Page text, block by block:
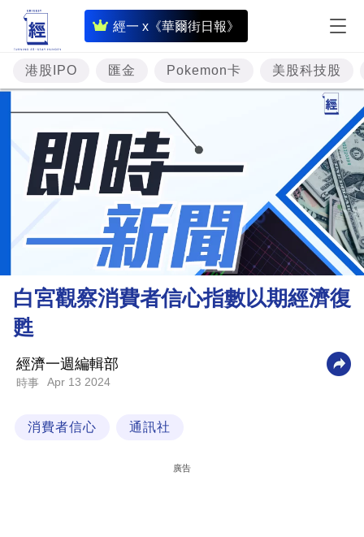
經一 x《華爾街日報》
即
時
財
經
專
題
投
資
樓
市
財
業
科
港股IPO 匯金 Pokemon卡 美股科技股
白宮觀察消費者信心指數以期經濟復
甦
經濟一週編輯部
時事 Apr 13 2024
消費者信心 通訊社
廣告